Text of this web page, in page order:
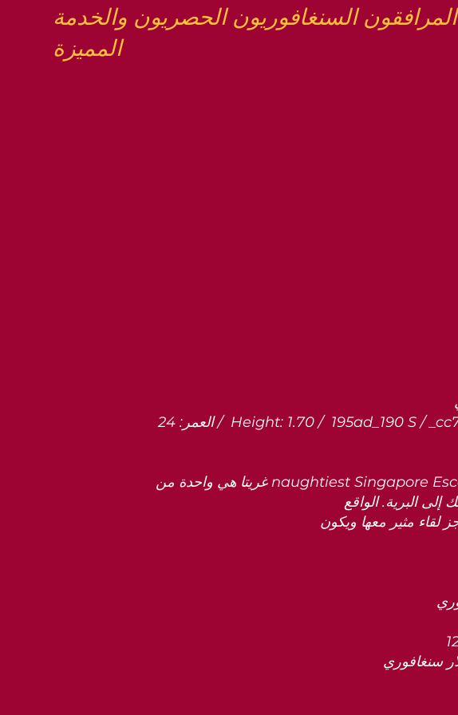
المرافقون السنغافوريون الحصريون والخدمة
المميزة
العمر: 24 / Height: 1.70 / 195ad_190 S / _cc781905-5cde -3194-bb3b-136bad5cf58d_ كأس الثدي 34B / لون العين:
غريتا هي واحدة من naughtiest Singapore Escorts that التي تسعد بكونها سيئة. من مظهرها ، قد تخمن أنها فتاة مجاورة لكنها